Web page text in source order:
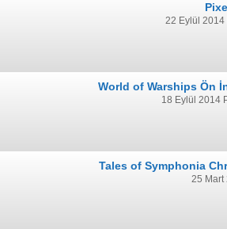
22 Eylül 2014
World of Warships Ön
18 Eylül 2014
Tales of Symphonia
25 Mart